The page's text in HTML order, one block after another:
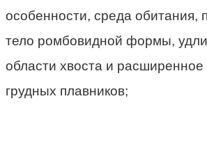
тело ромбовидной формы,
области хвоста и
грудных плавников;